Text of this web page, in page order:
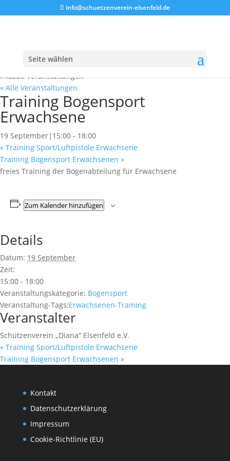
info@schuetzenverein-elsenfeld.de
Seite wählen
« Alle Veranstaltungen
Training Bogensport
Erwachsene
19 September|15:00 - 18:00
« Training Sport/Luftpistole Erwachsene
Training Bogensport Erwachsenen »
freies Training der Bogenabteilung für Erwachsene
Zum Kalender hinzufügen
Details
Datum: 19 September
Zeit:
15:00 - 18:00
Veranstaltungskategorie: Bogensport
Veranstaltung-Tags:Erwachsenen-Training
Veranstalter
Schützenverein „Diana“ Elsenfeld e.V.
« Training Sport/Luftpistole Erwachsene
Training Bogensport Erwachsenen »
Kontakt
Datenschutzerklärung
Impressum
Cookie-Richtlinie (EU)